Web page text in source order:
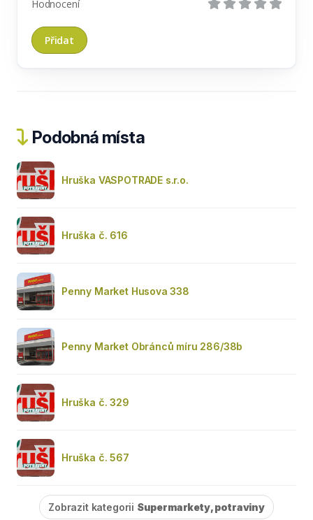
Hodnocení
Podobná místa
Hruška VASPOTRADE s.r.o.
Hruška č. 616
Penny Market Husova 338
Penny Market Obránců míru 286/38b
Hruška č. 329
Hruška č. 567
Zobrazit kategorii Supermarkety, potraviny